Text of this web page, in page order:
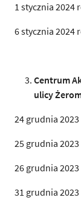
1 stycznia 2024
6 stycznia 2024
Centrum
ulicy
24 grudnia
25 grudnia
26 grudnia
31 grudnia